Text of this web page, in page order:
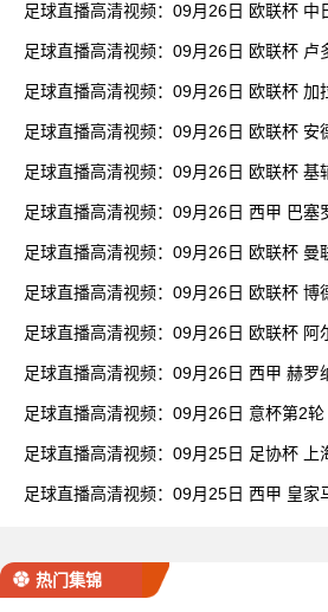
足球直
足球直播高清视频：09月26日 欧联杯 卢多戈雷茨vs布拉格斯拉维
足球直
足球
足球直
足球直播高清
足球直播
足球直播
足球直
足球直播高清
足球
足球直播高
热门集锦